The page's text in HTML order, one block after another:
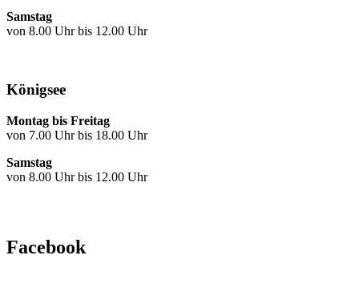
Samstag
von 8.00 Uhr bis 12.00 Uhr
Königsee
Montag bis Freitag
von 7.00 Uhr bis 18.00 Uhr
Samstag
von 8.00 Uhr bis 12.00 Uhr
Facebook